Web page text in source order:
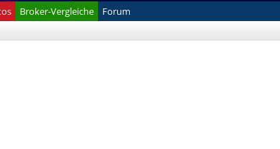
Broker-Vergleiche
Forum